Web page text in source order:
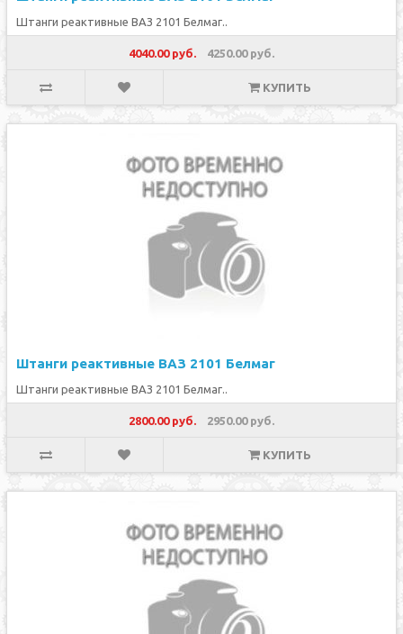
Штанги реактивные ВАЗ 2101 Белмаг..
4040.00 руб. 4250.00 руб.
КУПИТЬ
Штанги реактивные ВАЗ 2101 Белмаг
Штанги реактивные ВАЗ 2101 Белмаг..
2800.00 руб. 2950.00 руб.
КУПИТЬ